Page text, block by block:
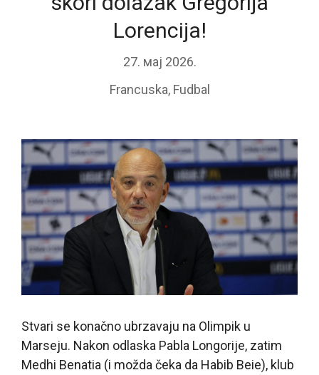
Lorencija!
27. мај 2026.
Francuska, Fudbal
Stvari se konačno ubrzavaju na Olimpik u
Marseju. Nakon odlaska Pabla Longorije, zatim
Medhi Benatia (i možda čeka da Habib Beie), klub